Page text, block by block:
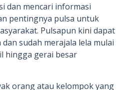
dan mencari informasi
pentingnya pulsa untuk
Pulsapun kini dapat
sudah merajala lela mulai
hingga gerai besar
orang atau kelompok yang